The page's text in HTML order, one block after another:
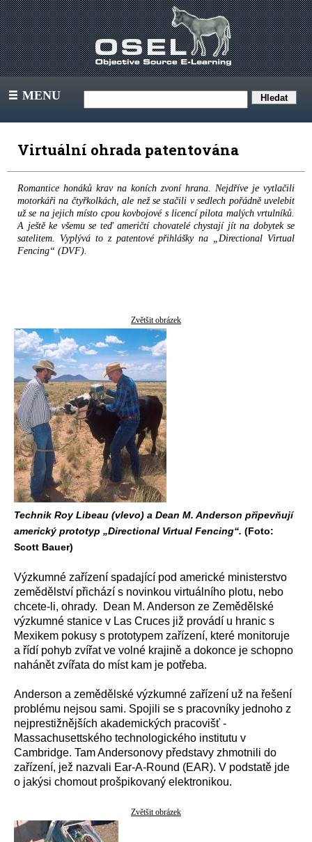
III MENU
Virtuální ohrada patentována
Romantice honáků krav na koních zvoní hrana. Nejdříve je vytlačili
motorkáři na čtyřkolkách, ale než se stačili v sedlech pořádně uvelebit
už se na jejich místo cpou kovbojové s licencí pilota malých vrtulníků.
A ještě ke všemu se teď američtí chovatelé chystají jít na dobytek se
satelitem. Vyplývá to z patentové přihlášky na „Directional Virtual
Fencing“ (DVF).
Zvětšit obrázek
Technik Roy Libeau (vlevo) a Dean M. Anderson připevňují
americký prototyp „Directional Virtual Fencing“. (Foto:
Scott Bauer)
Výzkumné zařízení spadající pod americké ministerstvo
zemědělství přichází s novinkou virtuálního plotu, nebo
chcete-li, ohrady. Dean M. Anderson ze Zemědělské
výzkumné stanice v Las Cruces již provádí u hranic s
Mexikem pokusy s prototypem zařízení, které monitoruje
a řídí pohyb zvířat ve volné krajině a dokonce je schopno
nahánět zvířata do míst kam je potřeba.
Anderson a zemědělské výzkumné zařízení už na řešení
problému nejsou sami. Spojili se s pracovníky jednoho z
nejprestižnějších akademických pracovišť -
Massachusettského technologického institutu v
Cambridge. Tam Andersonovy představy zhmotnili do
zařízení, jež nazvali Ear-A-Round (EAR). V podstatě jde
o jakýsi chomout prošpikovaný elektronikou.
Zvětšit obrázek